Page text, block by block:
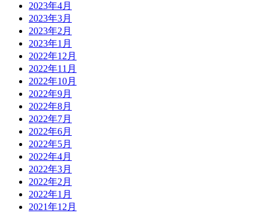
2023年4月
2023年3月
2023年2月
2023年1月
2022年12月
2022年11月
2022年10月
2022年9月
2022年8月
2022年7月
2022年6月
2022年5月
2022年4月
2022年3月
2022年2月
2022年1月
2021年12月